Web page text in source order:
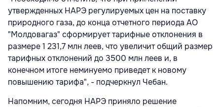
утвержденных НАРЭ регулируемых цен на поставку
природного газа, до конца отчетного периода АО
"Молдовагаз" сформирует тарифные отклонения в
размере 1 231,7 млн леев, что увеличит общий размер
тарифных отклонений до 3500 млн леев и, в
конечном итоге неминуемо приведет к новому
повышению тарифа", - подчеркнул Чебан.
Напомним, сегодня НАРЭ приняло решение